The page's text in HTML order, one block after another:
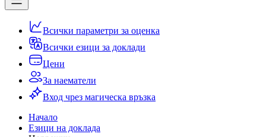
Всички параметри за оценка
Всички езици за доклади
Цени
За наематели
Вход чрез магическа връзка
Начало
Езици на доклада